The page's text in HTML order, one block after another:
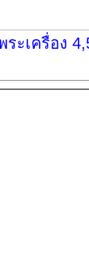
ระเครื่อง